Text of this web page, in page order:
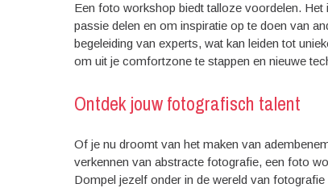
Een foto workshop biedt talloze voordelen.
passie delen en om inspiratie op te doen van
begeleiding van experts, wat kan leiden tot
om uit je comfortzone te stappen en nieuwe
Ontdek jouw fotografisch talent
Of je nu droomt van het maken van
verkennen van abstracte fotografie, een foto
Dompel jezelf onder in de wereld van